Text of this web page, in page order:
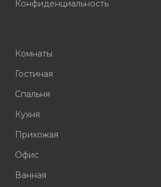
Конфиденциальность
Комнаты
Гостиная
Спальня
Кухня
Прихожая
Офис
Ванная